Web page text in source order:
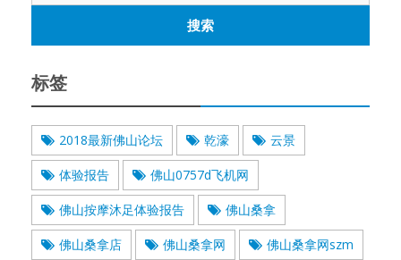
标签
2018最新佛山论坛 乾濠 云景
体验报告 佛山0757d飞机网
佛山按摩沐足体验报告 佛山桑拿
佛山桑拿店 佛山桑拿网 佛山桑拿网szm